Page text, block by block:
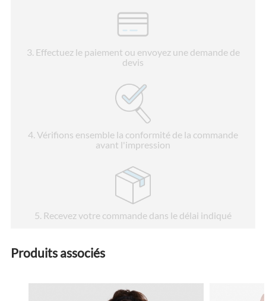
3. Effectuez le paiement ou envoyez une demande de
devis
4. Vérifions ensemble la conformité de la commande
avant l'impression
5. Recevez votre commande dans le délai indiqué
Produits associés